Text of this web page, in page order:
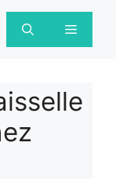
Menu